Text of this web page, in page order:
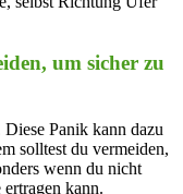
um sicher zu
Panik kann dazu
solltest du⁣ vermeiden,
wenn du nicht
kann.